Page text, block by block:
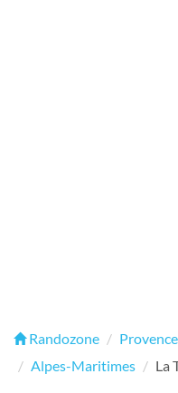
Randozone
Alpes-Maritimes
La